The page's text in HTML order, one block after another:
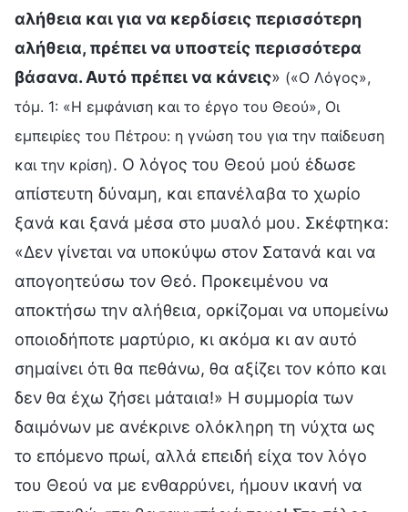
αλήθεια και για να κερδίσεις περισσότερη
αλήθεια, πρέπει να υποστείς περισσότερα
βάσανα. Αυτό πρέπει να κάνεις» («Ο Λόγος»,
τόμ. 1: «Η εμφάνιση και το έργο του Θεού», Οι
εμπειρίες του Πέτρου: η γνώση του για την παίδευση
και την κρίση). Ο λόγος του Θεού μού έδωσε
απίστευτη δύναμη, και επανέλαβα το χωρίο
ξανά και ξανά μέσα στο μυαλό μου. Σκέφτηκα:
«Δεν γίνεται να υποκύψω στον Σατανά και να
απογοητεύσω τον Θεό. Προκειμένου να
αποκτήσω την αλήθεια, ορκίζομαι να υπομείνω
οποιοδήποτε μαρτύριο, κι ακόμα κι αν αυτό
σημαίνει ότι θα πεθάνω, θα αξίζει τον κόπο και
δεν θα έχω ζήσει μάταια!» Η συμμορία των
δαιμόνων με ανέκρινε ολόκληρη τη νύχτα ως
το επόμενο πρωί, αλλά επειδή είχα τον λόγο
του Θεού να με ενθαρρύνει, ήμουν ικανή να